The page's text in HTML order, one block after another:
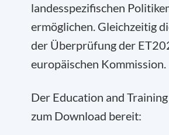
landesspezifischen
ermöglichen. Gleichzeitig
der Überprüfung der
europäischen Kommission.
Der Education and
zum Download bereit: